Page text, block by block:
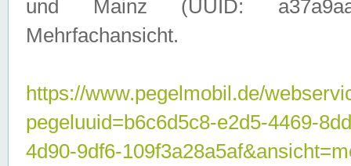
und Mainz (UUID:
Mehrfachansicht.
https://www.pegelmobil.de/
pegeluuid=b6c6d5c8-e2d5-4469-
4d90-9df6-